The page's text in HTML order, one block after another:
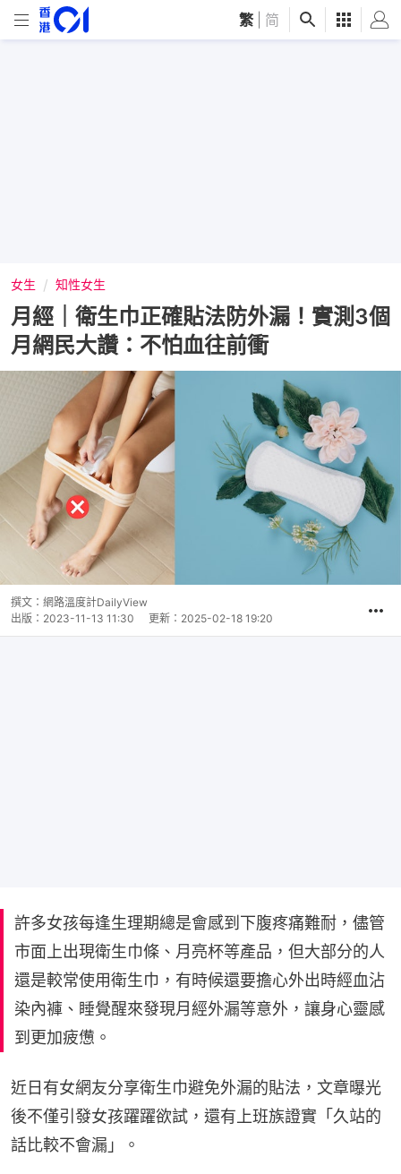
繁 简
女生 知性女生
月經｜衛生巾正確貼法防外漏！實測3個
月網民大讚：不怕血往前衝
撰文： 網路溫度計DailyView
出版： 2023-11-13 11:30 更新： 2025-02-18 19:20
許多女孩每逢生理期總是會感到下腹疼痛難耐，儘管
市面上出現衛生巾條、月亮杯等產品，但大部分的人
還是較常使用衛生巾，有時候還要擔心外出時經血沾
染內褲、睡覺醒來發現月經外漏等意外，讓身心靈感
到更加疲憊。
近日有女網友分享衛生巾避免外漏的貼法，文章曝光
後不僅引發女孩躍躍欲試，還有上班族證實「久站的
話比較不會漏」。